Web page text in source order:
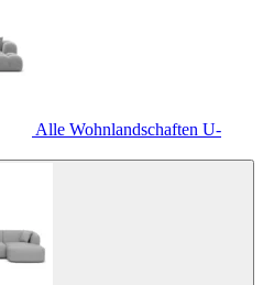
Alle Wohnlandschaften U-